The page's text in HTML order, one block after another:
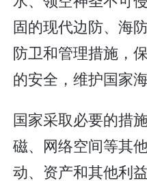
固的现代边防、海
防卫和管理措施，
的安全，维护国家海
国家采取必要的措
磁、网络空间等其
动、资产和其他利益